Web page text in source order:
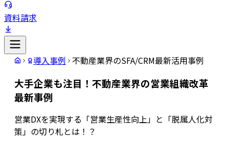
資料請求
導入事例 不動産業界のSFA/CRM最新活用事例
大手企業も注目！不動産業界の営業組織改革
最新事例
営業DXを実現する「営業生産性向上」と「脱属人化対
策」の切り札とは！？